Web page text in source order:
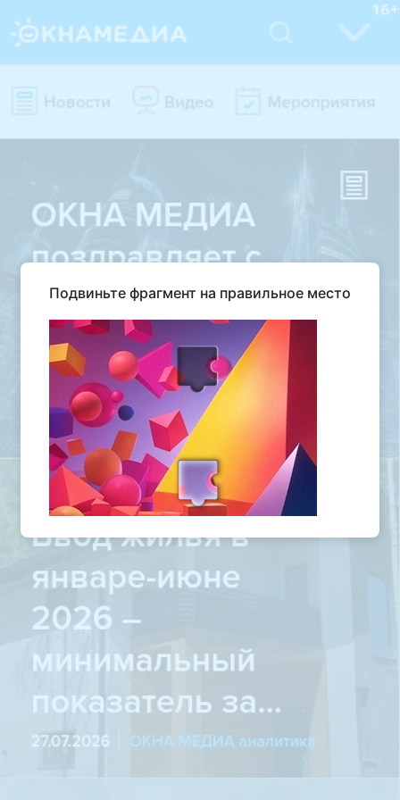
Подвиньте фрагмент на правильное место